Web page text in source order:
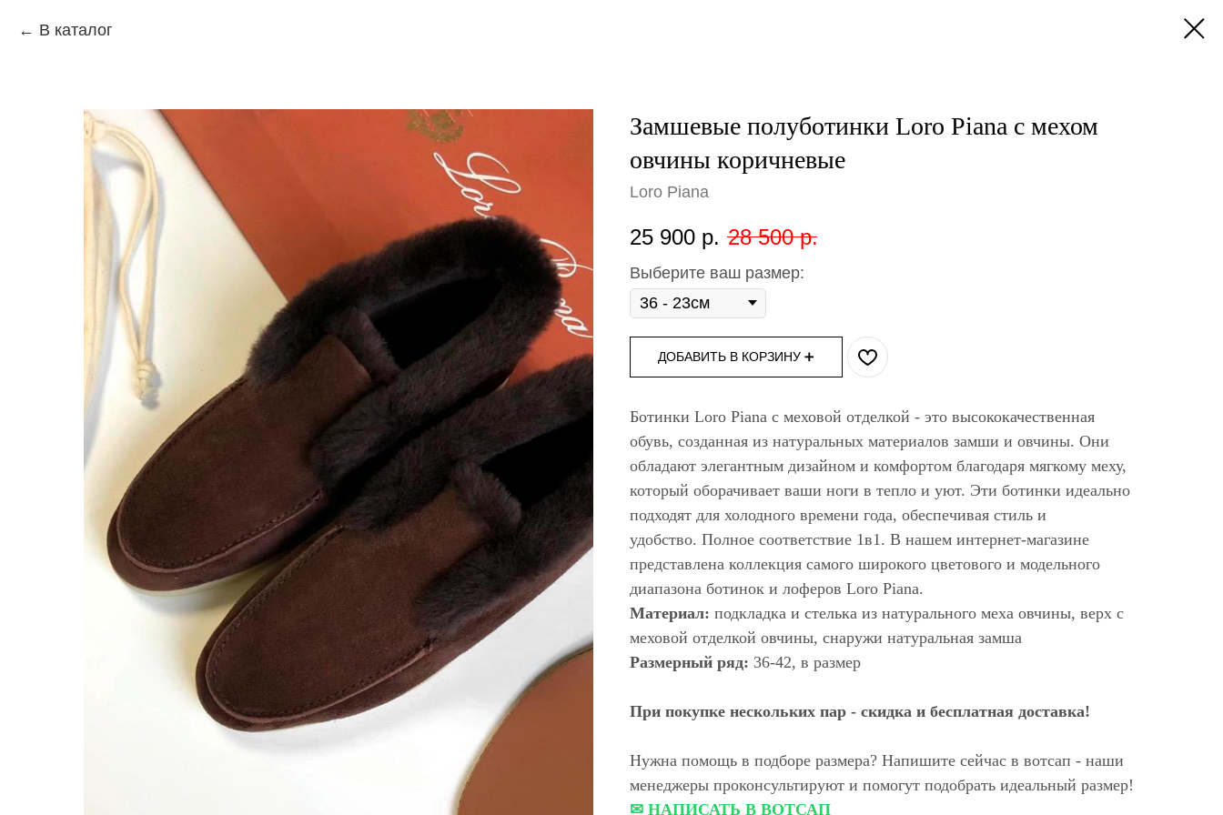
В каталог
Замшевые полуботинки Loro Piana с мехом
овчины коричневые
Loro Piana
25 900 р. 28 500 р.
Выберите ваш размер:
ДОБАВИТЬ В КОРЗИНУ ➕
Ботинки Loro Piana с меховой отделкой - это высококачественная
обувь, созданная из натуральных материалов замши и овчины. Они
обладают элегантным дизайном и комфортом благодаря мягкому меху,
который оборачивает ваши ноги в тепло и уют. Эти ботинки идеально
подходят для холодного времени года, обеспечивая стиль и
удобство. Полное соответствие 1в1. В нашем интернет-магазине
представлена коллекция самого широкого цветового и модельного
диапазона ботинок и лоферов Loro Piana.
Материал: подкладка и стелька из натурального меха овчины, верх с
меховой отделкой овчины, снаружи натуральная замша
Размерный ряд: 36-42, в размер
При покупке нескольких пар - скидка и бесплатная доставка!
Нужна помощь в подборе размера? Напишите сейчас в вотсап - наши
менеджеры проконсультируют и помогут подобрать идеальный размер!
✉ НАПИСАТЬ В ВОТСАП